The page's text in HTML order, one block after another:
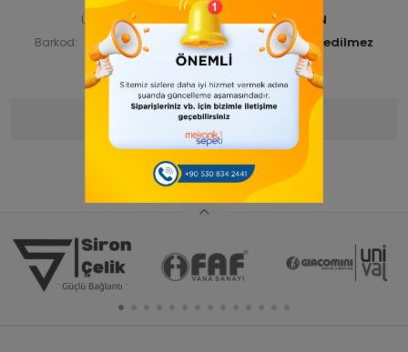
Ürün Kodu: STNSNT140 00017-ANAÜRÜN
Barkod: STNSNT14000017 İade Bilgisi:
Ürün Bilgisi Yorumlar